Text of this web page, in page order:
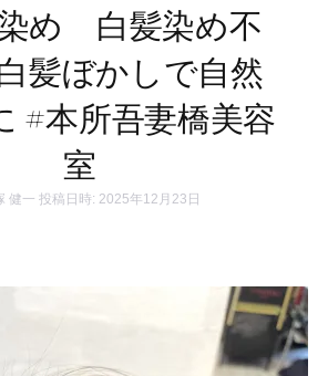
め 白髪染め不
髪ぼかしで自然
#本所吾妻橋美容
室
健一 投稿日時: 2025年12月23日